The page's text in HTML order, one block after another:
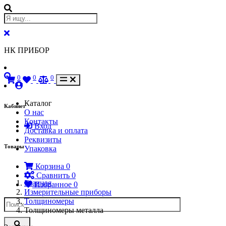
НК ПРИБОР
Кабинет
Вход
Товары
Корзина 0
Сравнить 0
Избранное 0
0 0 0
Каталог
О нас
Контакты
Доставка и оплата
Реквизиты
Упаковка
Главная
Измерительные приборы
Толщиномеры
Толщиномеры металла